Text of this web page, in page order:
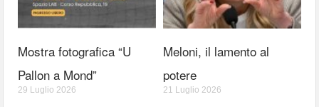
Mostra fotografica “U
Pallon a Mond”
29 Luglio 2026
Meloni, il lamento al
potere
21 Luglio 2026